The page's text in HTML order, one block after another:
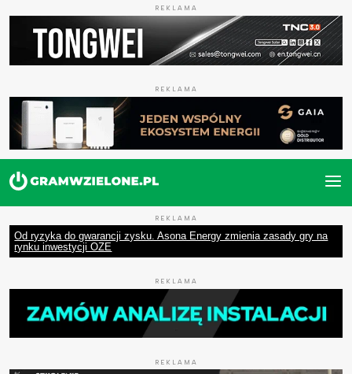
REKLAMA
REKLAMA
REKLAMA
Od ryzyka do gwarancji zysku. Asona Energy zmienia zasady gry na
rynku inwestycji OZE
REKLAMA
REKLAMA